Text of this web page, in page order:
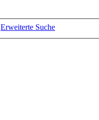
Erweiterte Suche